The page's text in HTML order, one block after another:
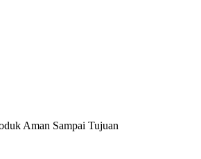
Aman Sampai Tujuan